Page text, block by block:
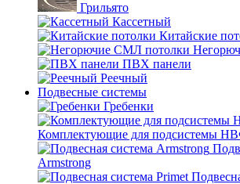
Грильято
Кассетный
Китайские
ПВХ панели
Реечный
Подвесные системы
Гребенки
Комплектующие для подсистемы
Armstrong